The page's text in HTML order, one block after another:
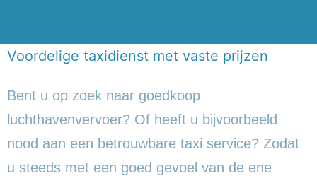
Voordelige taxidienst met vaste prijzen
Bent u op zoek naar goedkoop
luchthavenvervoer? Of heeft u bijvoorbeeld
nood aan een betrouwbare taxi service? Zodat
u steeds met een goed gevoel van de ene